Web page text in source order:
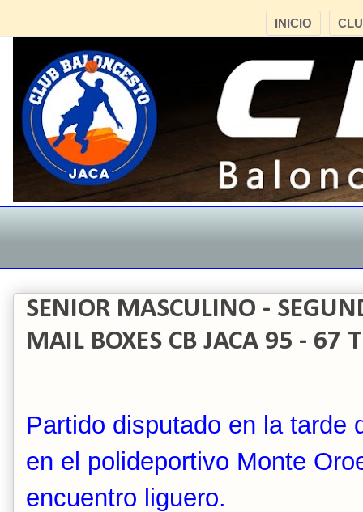
INICIO
SENIOR MASCULINO -
MAIL BOXES CB JACA 95 - 67
Partido disputado en la tarde
en el polideportivo Monte
encuentro liguero.